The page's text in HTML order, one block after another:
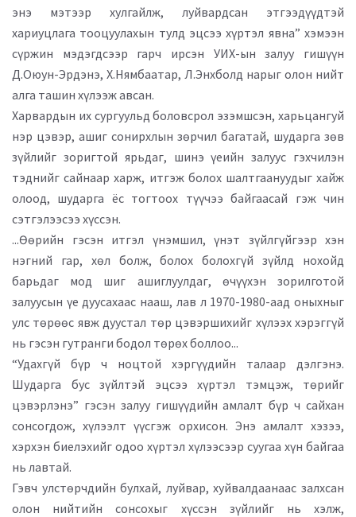
энэ мэтээр хулгайлж, луйвардсан этгээдүүдтэй
хариуцлага тооцуулахын тулд эцсээ хүртэл явна” хэмээн
сүржин мэдэгдсээр гарч ирсэн УИХ-ын залуу гишүүн
Д.Оюун-Эрдэнэ, Х.Нямбаатар, Л.Энхболд нарыг олон нийт
алга ташин хүлээж авсан.
Харвардын их сургуульд боловсрол эзэмшсэн, харьцангуй
нэр цэвэр, ашиг сонирхлын зөрчил багатай, шударга зөв
зүйлийг зоригтой ярьдаг, шинэ үеийн залуус гэхчилэн
тэднийг сайнаар харж, итгэж болох шалтгаануудыг хайж
олоод, шударга ёс тогтоох түүчээ байгаасай гэж чин
сэтгэлээсээ хүссэн.
...Өөрийн гэсэн итгэл үнэмшил, үнэт зүйлгүйгээр хэн
нэгний гар, хөл болж, болох болохгүй зүйлд нохойд
барьдаг мод шиг ашиглуулдаг, өчүүхэн зорилготой
залуусын үе дуусахаас нааш, лав л 1970-1980-аад оныхныг
улс төрөөс явж дуустал төр цэвэршихийг хүлээх хэрэггүй
нь гэсэн гутранги бодол төрөх боллоо...
“Удахгүй бүр ч ноцтой хэргүүдийн талаар дэлгэнэ.
Шударга бус зүйлтэй эцсээ хүртэл тэмцэж, төрийг
цэвэрлэнэ” гэсэн залуу гишүүдийн амлалт бүр ч сайхан
сонсогдож, хүлээлт үүсгэж орхисон. Энэ амлалт хэзээ,
хэрхэн биелэхийг одоо хүртэл хүлээсээр суугаа хүн байгаа
нь лавтай.
Гэвч улстөрчдийн булхай, луйвар, хуйвалдаанаас залхсан
олон нийтийн сонсохыг хүссэн зүйлийг нь хэлж,